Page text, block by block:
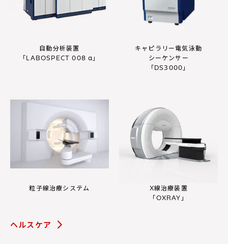
自動分析装置
「LABOSPECT 008 α」
キャピラリー電気泳動
シーケンサー
「DS3000」
粒子線治療システム
X線治療装置
「OXRAY」
ヘルスケア